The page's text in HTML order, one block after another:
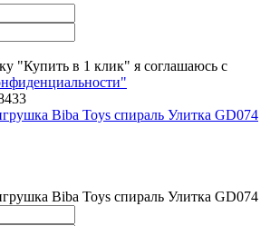
"Купить в 1 клик" я соглашаюсь с
Biba Toys спираль Улитка GD074
Biba Toys спираль Улитка GD074